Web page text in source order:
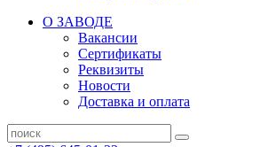
О ЗАВОДЕ
Вакансии
Сертификаты
Реквизиты
Новости
Доставка и оплата